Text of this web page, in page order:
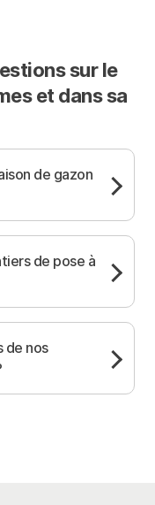
sur le
et dans sa
de gazon
de pose à
de nos